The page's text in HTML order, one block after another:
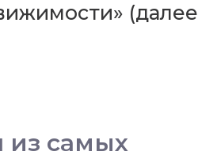
(далее
из самых